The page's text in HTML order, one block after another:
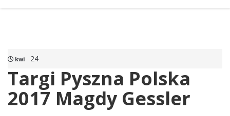
kwi 24
Targi Pyszna Polska
2017 Magdy Gessler